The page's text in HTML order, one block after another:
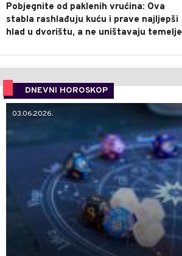
Pobjegnite od paklenih vrućina: Ova
stabla rashlađuju kuću i prave najljepši
hlad u dvorištu, a ne uništavaju temelje
DNEVNI HOROSKOP
03.06.2026.